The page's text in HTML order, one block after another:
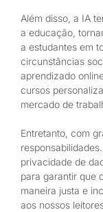
Além disso, a IA
a educação,
a estudantes em
circunstâncias
aprendizado
cursos
mercado de
Entretanto, com
privacidade de
para garantir que
maneira justa e
aos nossos